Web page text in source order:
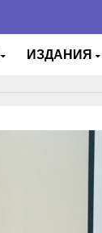
ИЗДАНИЯ